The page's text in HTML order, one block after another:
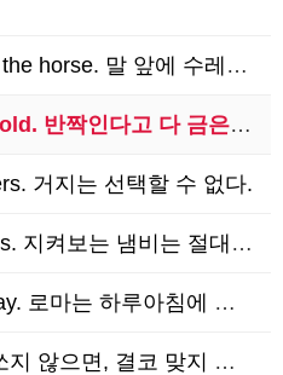
말 앞에 수레를 놓지 마…
짝인다고 다 금은 아니다.
거지는 선택할 수 없다.
는 냄비는 절대 끓지 않는다.
아침에 이루어진 것이 아니다.
으면, 결코 맞지 않는다.